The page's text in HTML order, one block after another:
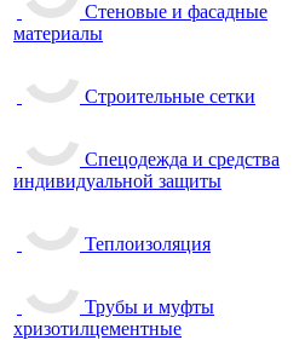
Стеновые и фасадные
материалы
Строительные сетки
Спецодежда и средства
индивидуальной защиты
Теплоизоляция
Трубы и муфты
хризотилцементные